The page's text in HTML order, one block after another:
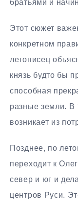
братьями и
Этот сюжет
конкретном
летописец
князь будто бы
способная
разные земли. В
возникает из
Позднее, по
переходит к
север и юг и
центров Руси.